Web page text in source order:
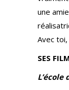
une
Avec
SES
L’école